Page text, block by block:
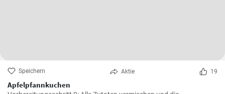
Speichern Aktie 19
Apfelpfannkuchen